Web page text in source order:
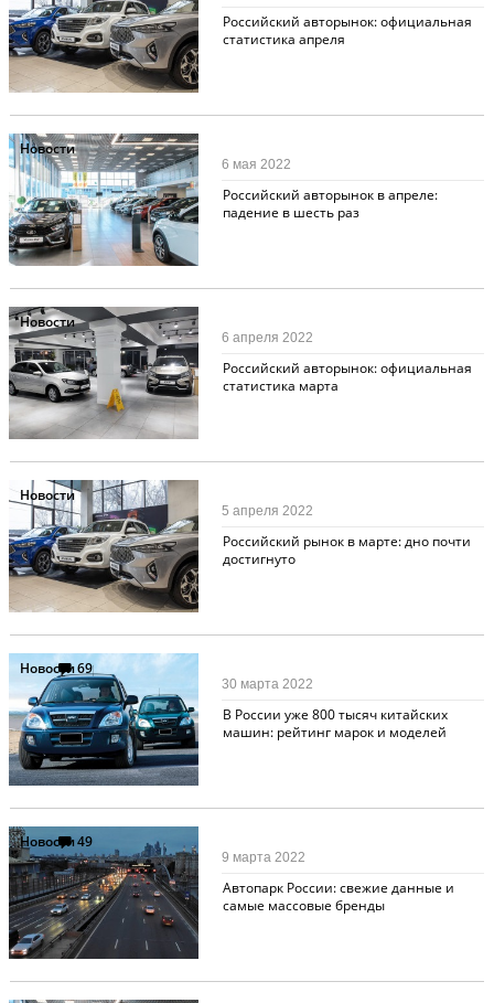
Российский авторынок: официальная
статистика апреля
Новости
Российский авторынок в апреле:
падение в шесть раз
6 мая 2022
Новости
Российский авторынок: официальная
статистика марта
6 апреля 2022
Новости
Российский рынок в марте: дно почти
достигнуто
5 апреля 2022
Новости69
В России уже 800 тысяч китайских
машин: рейтинг марок и моделей
30 марта 2022
Новости49
Автопарк России: свежие данные и
самые массовые бренды
9 марта 2022